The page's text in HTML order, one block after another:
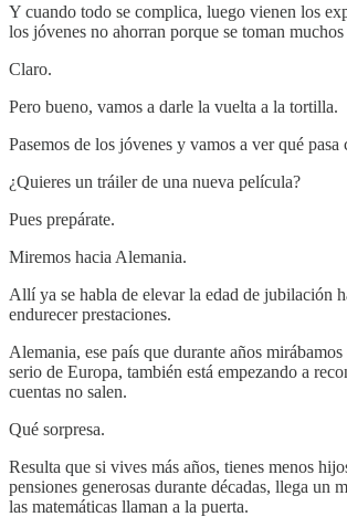
Y cuando todo se complica, luego vienen los
los jóvenes no ahorran porque se toman muchos
Claro.
Pero bueno, vamos a darle la vuelta a la tortilla.
Pasemos de los jóvenes y vamos a ver qué pasa
¿Quieres un tráiler de una nueva película?
Pues prepárate.
Miremos hacia Alemania.
Allí ya se habla de elevar la edad de jubilación
endurecer prestaciones.
Alemania, ese país que durante años
serio de Europa, también está empezando a
cuentas no salen.
Qué sorpresa.
Resulta que si vives más años, tienes menos
pensiones generosas durante décadas, llega un
las matemáticas llaman a la puerta.